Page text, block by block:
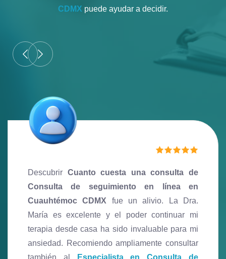
CDMX puede ayudar a decidir.
El valor deCuanto cuesta una consulta de
Consulta de seguimiento en línea en
Cuauhtémoc CDMX es justo por la
profesionalidad y calidez recibidas. Ha
transformado mi manejo del estrés laboral.
Para una primera aproximación, sugiero revisar